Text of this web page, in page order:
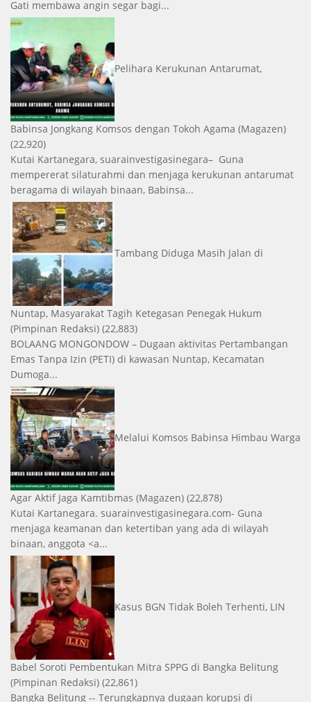
Gati membawa angin segar bagi...
Pelihara Kerukunan Antarumat,
Babinsa Jongkang Komsos dengan Tokoh Agama (Magazen)
(22,920)
Kutai Kartanegara, suarainvestigasinegara– Guna
mempererat silaturahmi dan menjaga kerukunan antarumat
beragama di wilayah binaan, Babinsa...
Tambang Diduga Masih Jalan di
Nuntap, Masyarakat Tagih Ketegasan Penegak Hukum
(Pimpinan Redaksi) (22,883)
BOLAANG MONGONDOW – Dugaan aktivitas Pertambangan
Emas Tanpa Izin (PETI) di kawasan Nuntap, Kecamatan
Dumoga...
Melalui Komsos Babinsa Himbau Warga
Agar Aktif Jaga Kamtibmas (Magazen) (22,878)
Kutai Kartanegara. suarainvestigasinegara.com- Guna
menjaga keamanan dan ketertiban yang ada di wilayah
binaan, anggota <a...
Kasus BGN Tidak Boleh Terhenti, LIN
Babel Soroti Pembentukan Mitra SPPG di Bangka Belitung
(Pimpinan Redaksi) (22,861)
Bangka Belitung -- Terungkapnya dugaan korupsi di